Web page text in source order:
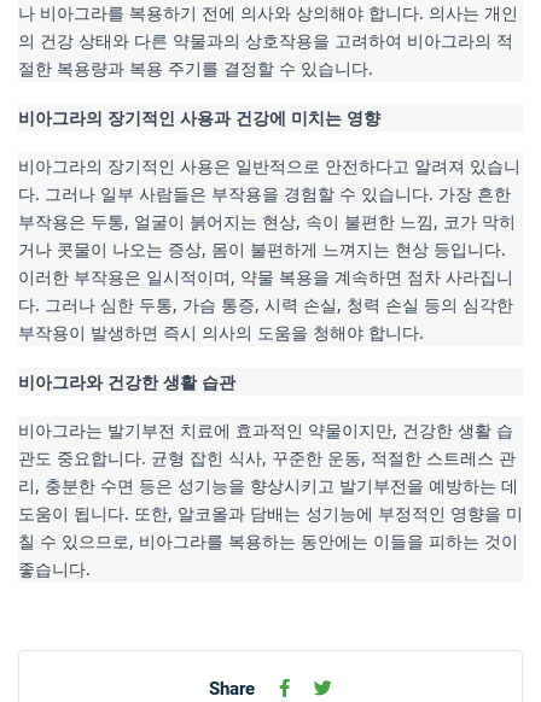
나 비아그라를 복용하기 전에 의사와 상의해야 합니다. 의사는 개인
의 건강 상태와 다른 약물과의 상호작용을 고려하여 비아그라의 적
절한 복용량과 복용 주기를 결정할 수 있습니다.
비아그라의 장기적인 사용과 건강에 미치는 영향
비아그라의 장기적인 사용은 일반적으로 안전하다고 알려져 있습니
다. 그러나 일부 사람들은 부작용을 경험할 수 있습니다. 가장 흔한
부작용은 두통, 얼굴이 붉어지는 현상, 속이 불편한 느낌, 코가 막히
거나 콧물이 나오는 증상, 몸이 불편하게 느껴지는 현상 등입니다.
이러한 부작용은 일시적이며, 약물 복용을 계속하면 점차 사라집니
다. 그러나 심한 두통, 가슴 통증, 시력 손실, 청력 손실 등의 심각한
부작용이 발생하면 즉시 의사의 도움을 청해야 합니다.
비아그라와 건강한 생활 습관
비아그라는 발기부전 치료에 효과적인 약물이지만, 건강한 생활 습
관도 중요합니다. 균형 잡힌 식사, 꾸준한 운동, 적절한 스트레스 관
리, 충분한 수면 등은 성기능을 향상시키고 발기부전을 예방하는 데
도움이 됩니다. 또한, 알코올과 담배는 성기능에 부정적인 영향을 미
칠 수 있으므로, 비아그라를 복용하는 동안에는 이들을 피하는 것이
좋습니다.
Share